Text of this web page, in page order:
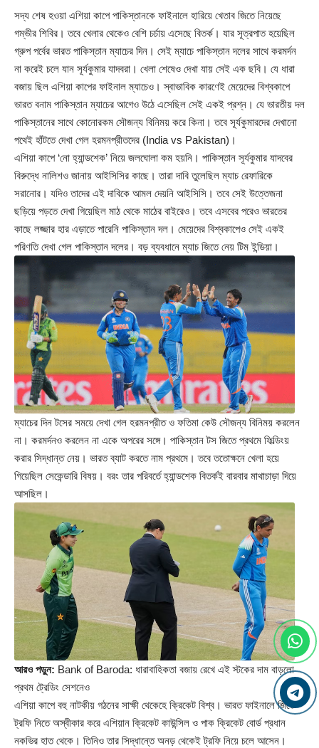
সদ্য শেষ হওয়া এশিয়া কাপে পাকিস্তানকে ফাইনালে হারিয়ে খেতাব জিতে নিয়েছে
গম্ভীর শিবির। তবে খেলার থেকেও বেশি চর্চায় এসেছে বিতর্ক। যার সূত্রপাত হয়েছিল
গ্রুপ পর্বের ভারত পাকিস্তান ম্যাচের দিন। সেই ম্যাচে পাকিস্তান দলের সাথে করমর্দন
না করেই চলে যান সূর্যকুমার যাদবরা। খেলা শেষেও দেখা যায় সেই এক ছবি। যে ধারা
বজায় ছিল এশিয়া কাপের ফাইনাল ম্যাচেও। স্বাভাবিক কারণেই মেয়েদের বিশ্বকাপে
ভারত বনাম পাকিস্তান ম্যাচের আগেও উঠে এসেছিল সেই একই প্রশ্ন। যে ভারতীয় দল
পাকিস্তানের সাথে কোনোরকম সৌজন্য বিনিময় করে কিনা। তবে সূর্যকুমারদের দেখানো
পথেই হাঁটতে দেখা গেল হরমনপ্রীতদের (India vs Pakistan)।
এশিয়া কাপে ‘নো হ্যান্ডশেক’ নিয়ে জলঘোলা কম হয়নি। পাকিস্তান সূর্যকুমার যাদবের
বিরুদ্ধে নালিশও জানায় আইসিসির কাছে। তারা দাবি তুলেছিল ম্যাচ রেফারিকে
সরানোর। যদিও তাদের এই দাবিকে আমল দেয়নি আইসিসি। তবে সেই উত্তেজনা
ছড়িয়ে পড়তে দেখা গিয়েছিল মাঠ থেকে মাঠের বাইরেও। তবে এসবের পরেও ভারতের
কাছে লজ্জার হার এড়াতে পারেনি পাকিস্তান দল। মেয়েদের বিশ্বকাপেও সেই একই
পরিণতি দেখা গেল পাকিস্তান দলের। বড় ব্যবধানে ম্যাচ জিতে নেয় টিম ইন্ডিয়া।
ম্যাচের দিন টসের সময়ে দেখা গেল হরমনপ্রীত ও ফতিমা কেউ সৌজন্য বিনিময় করলেন
না। করমর্দনও করলেন না একে অপরের সঙ্গে। পাকিস্তান টস জিতে প্রথমে ফিল্ডিংয়
করার সিদ্ধান্ত নেয়। ভারত ব্যাট করতে নাম প্রথমে। তবে ততোক্ষনে খেলা হয়ে
গিয়েছিল সেকেন্ডারি বিষয়। বরং তার পরিবর্তে হ্যান্ডশেক বিতর্কই বারবার মাথাচাড়া দিয়ে
আসছিল।
আরও পড়ুন: Bank of Baroda: ধারাবাহিকতা বজায় রেখে এই স্টকের দাম বাড়লো
প্রথম ট্রেডিং সেশনেও
এশিয়া কাপে বহু নাটকীয় গঠনের সাক্ষী থেকেহে ক্রিকেট বিশ্ব। ভারত ফাইনালে জিতে
ট্রফি নিতে অস্বীকার করে এশিয়ান ক্রিকেট কাউন্সিল ও পাক ক্রিকেট বোর্ড প্রধান
নকভির হাত থেকে। তিনিও তার সিদ্ধান্তে অনড় থেকেই ট্রফি নিয়ে চলে আসেন।